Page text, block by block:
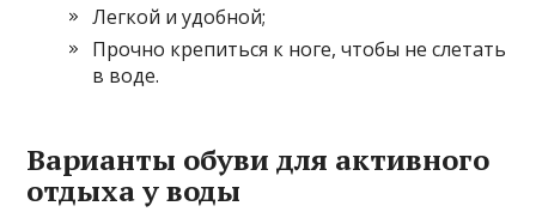
Легкой и удобной;
Прочно крепиться к ноге, чтобы не слетать
в воде.
Варианты обуви для активного
отдыха у воды